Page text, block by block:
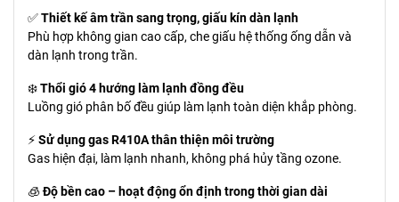
✅Thiết kế âm trần sang trọng, giấu kín dàn lạnh
Phù hợp không gian cao cấp, che giấu hệ thống ống dẫn và
dàn lạnh trong trần.
❄️Thổi gió 4 hướng làm lạnh đồng đều
Luồng gió phân bố đều giúp làm lạnh toàn diện khắp phòng.
⚡Sử dụng gas R410A thân thiện môi trường
Gas hiện đại, làm lạnh nhanh, không phá hủy tầng ozone.
🧊Độ bền cao – hoạt động ổn định trong thời gian dài